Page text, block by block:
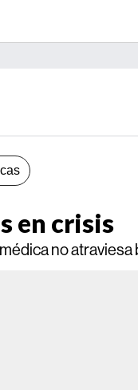
en crisis
no